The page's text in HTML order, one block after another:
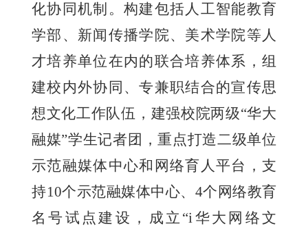
化协同机制。构建包括人工智能教育
学部、新闻传播学院、美术学院等人
才培养单位在内的联合培养体系，组
建校内外协同、专兼职结合的宣传思
想文化工作队伍，建强校院两级“华大
融媒”学生记者团，重点打造二级单位
示范融媒体中心和网络育人平台，支
持10个示范融媒体中心、4个网络教育
名号试点建设，成立“i华大网络文